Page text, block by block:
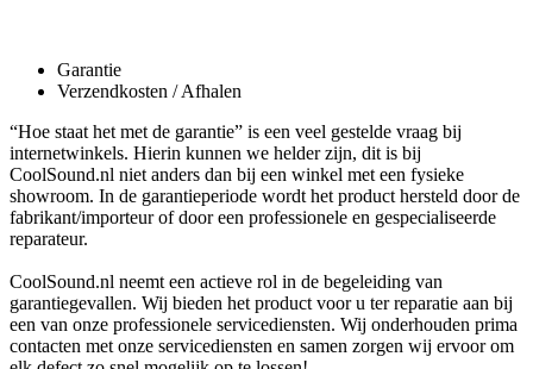
Garantie
Verzendkosten / Afhalen
“Hoe staat het met de garantie” is een veel gestelde vraag bij
internetwinkels. Hierin kunnen we helder zijn, dit is bij
CoolSound.nl niet anders dan bij een winkel met een fysieke
showroom. In de garantieperiode wordt het product hersteld door de
fabrikant/importeur of door een professionele en gespecialiseerde
reparateur.
CoolSound.nl neemt een actieve rol in de begeleiding van
garantiegevallen. Wij bieden het product voor u ter reparatie aan bij
een van onze professionele servicediensten. Wij onderhouden prima
contacten met onze servicediensten en samen zorgen wij ervoor om